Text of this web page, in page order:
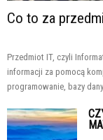
Co to za
Przedmiot IT, czyli
informacji za pomocą
programowanie, bazy